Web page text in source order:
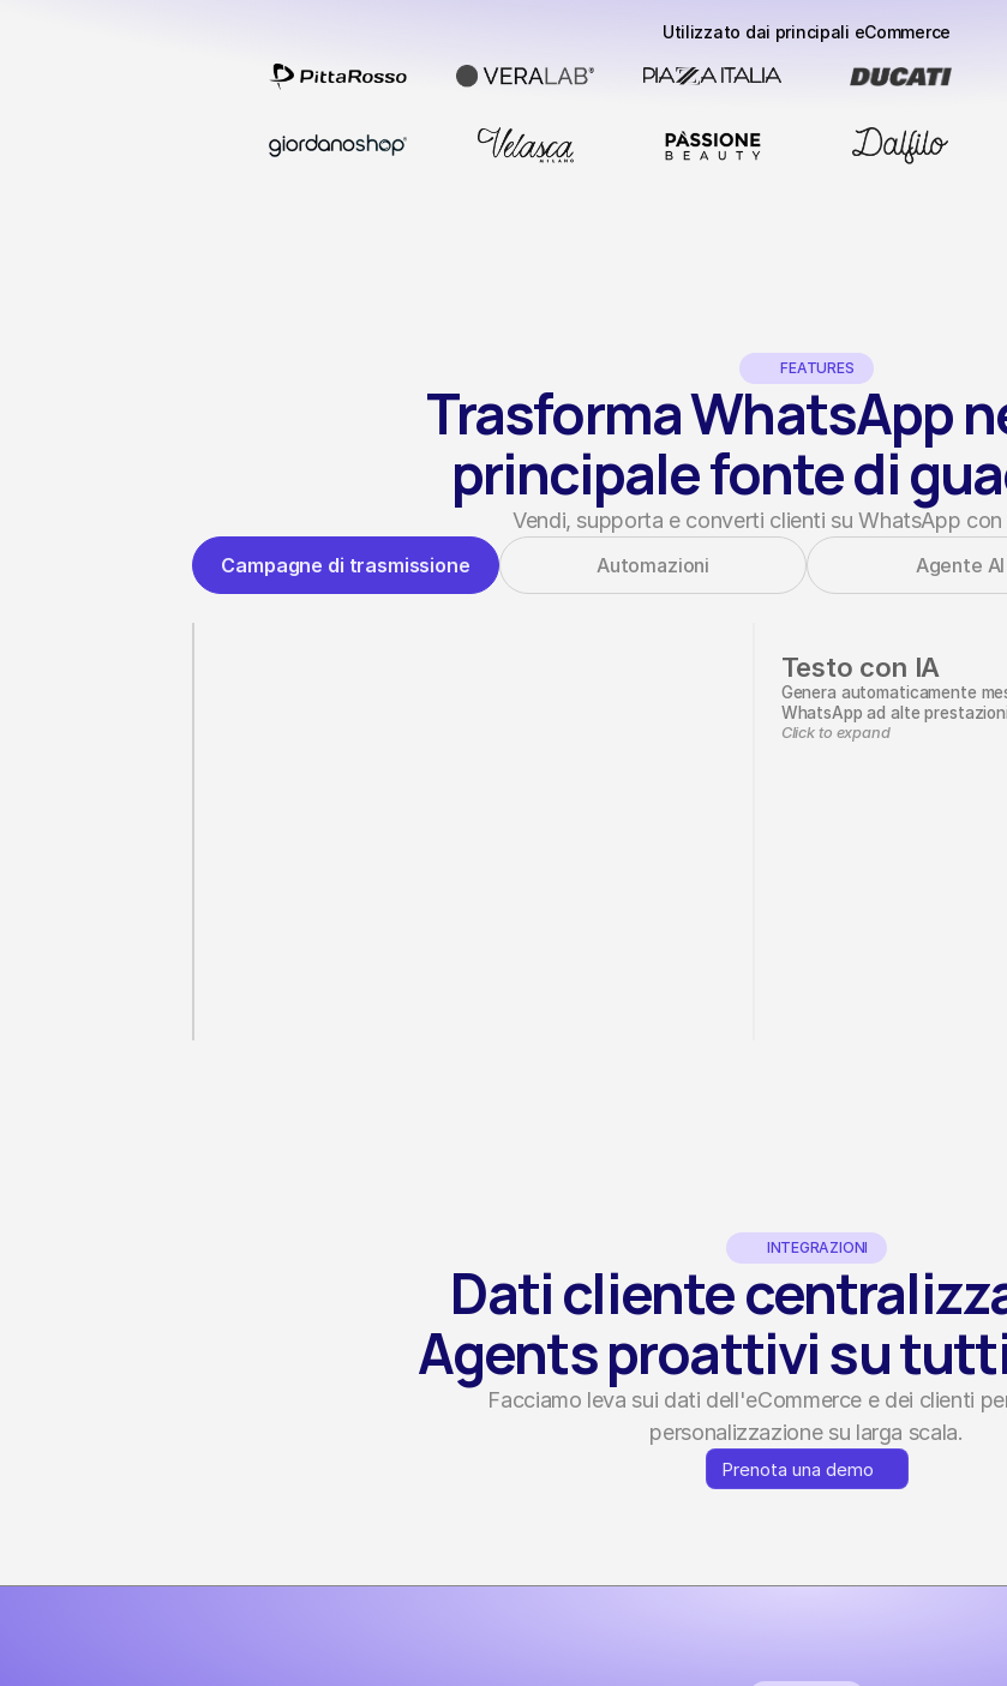
Utilizzato dai principali eCommerce
FEATURES
Trasforma WhatsApp
principale fonte di
Vendi, supporta e converti clienti su WhatsApp con
Campagne di trasmissione Automazioni Agente AI
Testo con IA
Genera automaticamente
WhatsApp ad alte
Click to expand
INTEGRAZIONI
Dati cliente
Agents proattivi su
Facciamo leva sui dati dell'eCommerce e dei clienti
personalizzazione su larga scala.
Prenota una demo
Prenota una demo